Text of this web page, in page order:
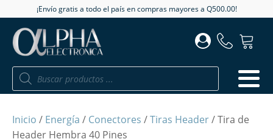
¡Envío gratis a todo el país en compras mayores a Q500.00!
Búsqueda
productos
Inicio / Energía / Conectores /Tiras Header/ Tira de
Header Hembra 40 Pines